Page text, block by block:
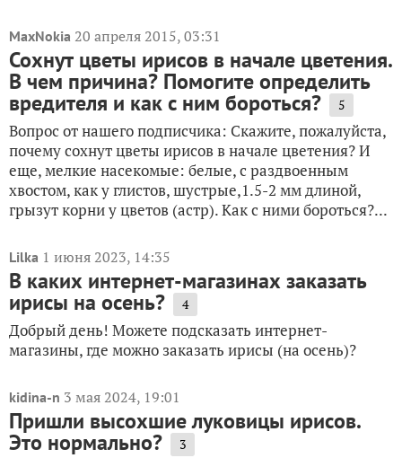
MaxNokia 20 апреля 2015, 03:31
Сохнут цветы ирисов в начале цветения.
В чем причина? Помогите определить
вредителя и как с ним бороться? 5
Вопрос от нашего подписчика: Скажите, пожалуйста,
почему сохнут цветы ирисов в начале цветения? И
еще, мелкие насекомые: белые, с раздвоенным
хвостом, как у глистов, шустрые,1.5-2 мм длиной,
грызут корни у цветов (астр). Как с ними бороться?...
Lilka 1 июня 2023, 14:35
В каких интернет-магазинах заказать
ирисы на осень? 4
Добрый день! Можете подсказать интернет-
магазины, где можно заказать ирисы (на осень)?
kidina-n 3 мая 2024, 19:01
Пришли высохшие луковицы ирисов.
Это нормально? 3